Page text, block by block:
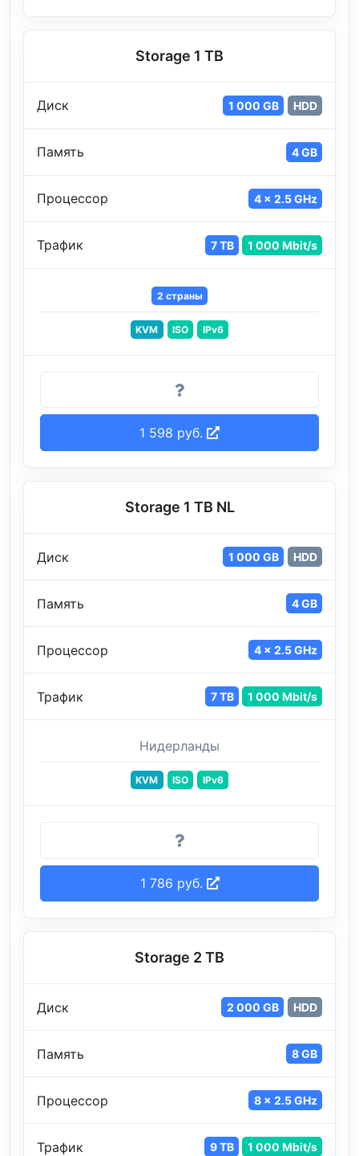
Storage 1 TB
Диск 1 000 GB HDD
Память 4 GB
Процессор 4 x 2.5 GHz
Трафик 7 TB 1 000 Mbit/s
2 страны
KVM ISO IPv6
1 598 руб.
Storage 1 TB NL
Диск 1 000 GB HDD
Память 4 GB
Процессор 4 x 2.5 GHz
Трафик 7 TB 1 000 Mbit/s
Нидерланды
KVM ISO IPv6
1 786 руб.
Storage 2 TB
Диск 2 000 GB HDD
Память 8 GB
Процессор 8 x 2.5 GHz
Трафик 9 TB 1 000 Mbit/s